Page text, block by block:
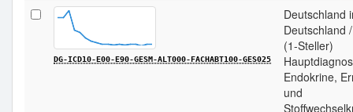
DG-ICD10-E00-E90-GESM-ALT000-FACHABT100-GES025
Deutschland
Deutschland
(1-Steller)
Endokrine,
und